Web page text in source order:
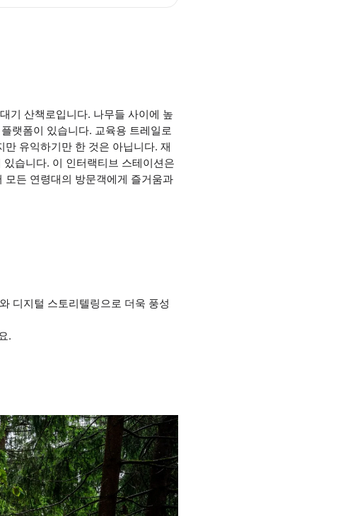
기 산책로입니다. 나무들 사이에 높
랫폼이 있습니다. 교육용 트레일로
유익하기만 한 것은 아닙니다. 재
습니다. 이 인터랙티브 스테이션은
든 연령대의 방문객에게 즐거움과
디지털 스토리텔링으로 더욱 풍성
.